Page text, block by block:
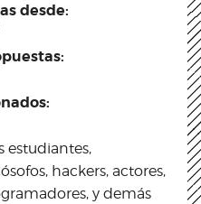
desde:
estudiantes,
hackers, actores,
y demás